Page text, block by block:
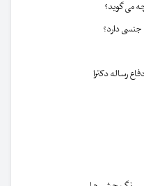
می گوید؟
جنسی دارد؟
رساله دکترا